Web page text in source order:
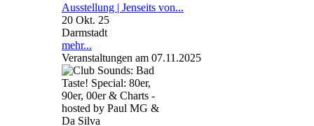
Ausstellung | Jenseits von...
20 Okt. 25
Darmstadt
mehr...
Veranstaltungen am 07.11.2025